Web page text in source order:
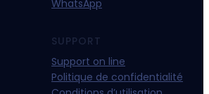
WhatsApp
SUPPORT
Support on line
Politique de confidentialité